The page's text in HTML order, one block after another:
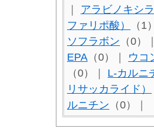
｜ アラビノキシ
ファリポ酸）
（1
ソフラボン （0）｜
EPA （0）｜ ウコ
（0）｜ L-カルニ
リサッカライド）
ルニチン （0）｜